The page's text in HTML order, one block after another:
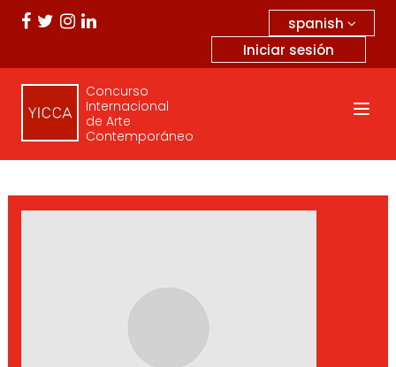
spanish
Iniciar sesión
Concurso
Internacional
de Arte
Contemporáneo